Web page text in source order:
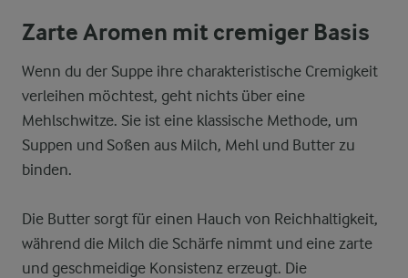
Zarte Aromen mit cremiger Basis
Wenn du der Suppe ihre charakteristische Cremigkeit
verleihen möchtest, geht nichts über eine
Mehlschwitze. Sie ist eine klassische Methode, um
Suppen und Soßen aus Milch, Mehl und Butter zu
binden.
Die Butter sorgt für einen Hauch von Reichhaltigkeit,
während die Milch die Schärfe nimmt und eine zarte
und geschmeidige Konsistenz erzeugt. Die